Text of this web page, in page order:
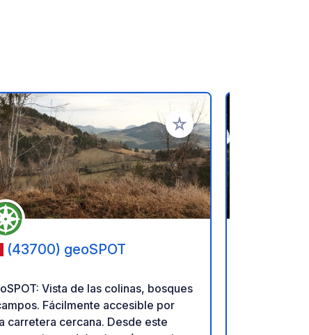
Añadir a tus favoritos
(43700) geoSPOT
Vista de las colinas, bosques
Fácilmente accesible por
carretera cercana. Desde este